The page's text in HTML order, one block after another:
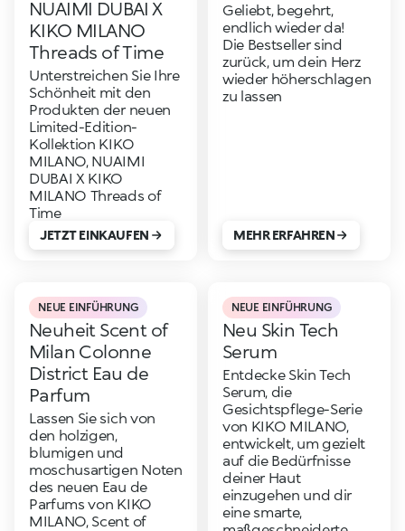
NUAIMI DUBAI X
KIKO MILANO
Threads of Time
Unterstreichen Sie Ihre
Schönheit mit den
Produkten der neuen
Limited-Edition-
Kollektion KIKO
MILANO, NUAIMI
DUBAI X KIKO
MILANO Threads of
Time
JETZT EINKAUFEN
Geliebt, begehrt,
endlich wieder da!
Die Bestseller sind
zurück, um dein Herz
wieder höherschlagen
zu lassen
MEHR ERFAHREN
NEUE EINFÜHRUNG
Neuheit Scent of
Milan Colonne
District Eau de
Parfum
Lassen Sie sich von
den holzigen,
blumigen und
moschusartigen Noten
des neuen Eau de
Parfums von KIKO
MILANO, Scent of
NEUE EINFÜHRUNG
Neu Skin Tech
Serum
Entdecke Skin Tech
Serum, die
Gesichtspflege-Serie
von KIKO MILANO,
entwickelt, um gezielt
auf die Bedürfnisse
deiner Haut
einzugehen und dir
eine smarte,